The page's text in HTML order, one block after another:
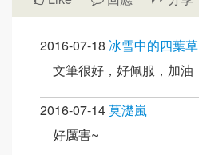
2016-07-18 冰雪中的四葉草
文筆很好，好佩服，加油
2016-07-14莫濋嵐
好厲害~